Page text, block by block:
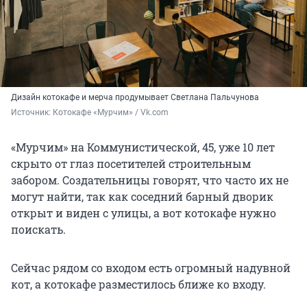
Дизайн котокафе и мерча продумывает Светлана Пальчунова
Источник: Котокафе «Мурчим» / Vk.com
«Мурчим» на Коммунистической, 45, уже 10 лет
скрыто от глаз посетителей строительным
забором. Создательницы говорят, что часто их не
могут найти, так как соседний барный дворик
открыт и виден с улицы, а вот котокафе нужно
поискать.
Сейчас рядом со входом есть огромный надувной
кот, а котокафе разместилось ближе ко входу.